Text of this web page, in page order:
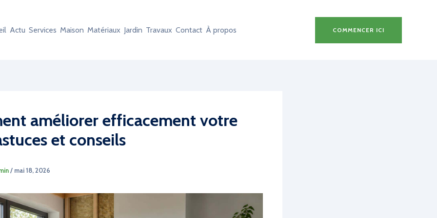
Actu Services Maison Matériaux Jardin Travaux Contact À propos COMMENCER ICI
améliorer efficacement votre
et conseils
/ mai 18, 2026